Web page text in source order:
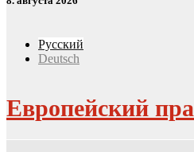
Русский
Deutsch
Европейский